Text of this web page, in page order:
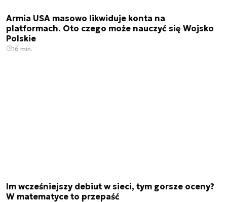
Armia USA masowo likwiduje konta na
platformach. Oto czego może nauczyć się Wojsko
Polskie
16 min.
Im wcześniejszy debiut w sieci, tym gorsze oceny?
W matematyce to przepaść